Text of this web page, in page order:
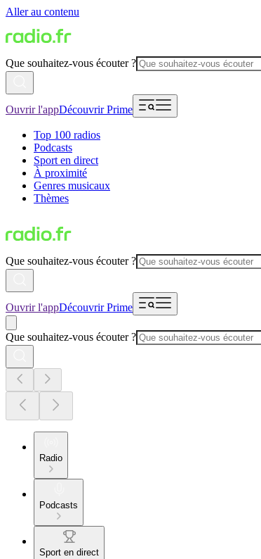
Aller au contenu
Que souhaitez-vous écouter ?
Ouvrir l'appDécouvrir Prime
Top 100 radios
Podcasts
Sport en direct
À proximité
Genres musicaux
Thèmes
Que souhaitez-vous écouter ?
Ouvrir l'appDécouvrir Prime
Que souhaitez-vous écouter ?
Radio
Podcasts
Sport en direct